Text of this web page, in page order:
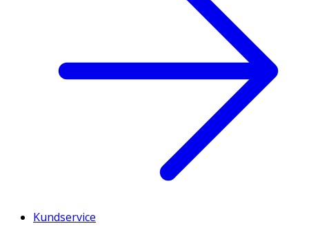
Kundservice